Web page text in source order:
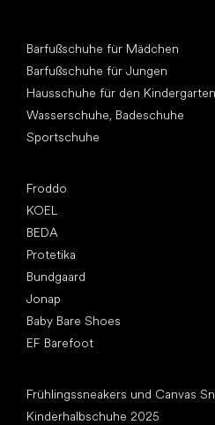
Barfußschuhe für Mädchen
Barfußschuhe für Jungen
Hausschuhe für den Kindergarten
Wasserschuhe, Badeschuhe
Sportschuhe
Froddo
KOEL
BEDA
Protetika
Bundgaard
Jonap
Baby Bare Shoes
EF Barefoot
Frühlingssneakers und Canvas
Kinderhalbschuhe 2025